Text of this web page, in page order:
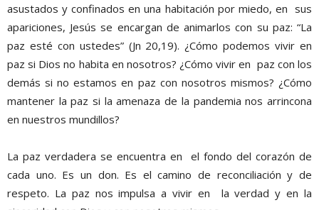
asustados y confinados en una habitación por miedo, en sus
apariciones, Jesús se encargan de animarlos con su paz: “La
paz esté con ustedes” (Jn 20,19). ¿Cómo podemos vivir en
paz si Dios no habita en nosotros? ¿Cómo vivir en paz con los
demás si no estamos en paz con nosotros mismos? ¿Cómo
mantener la paz si la amenaza de la pandemia nos arrincona
en nuestros mundillos?
La paz verdadera se encuentra en el fondo del corazón de
cada uno. Es un don. Es el camino de reconciliación y de
respeto. La paz nos impulsa a vivir en la verdad y en la